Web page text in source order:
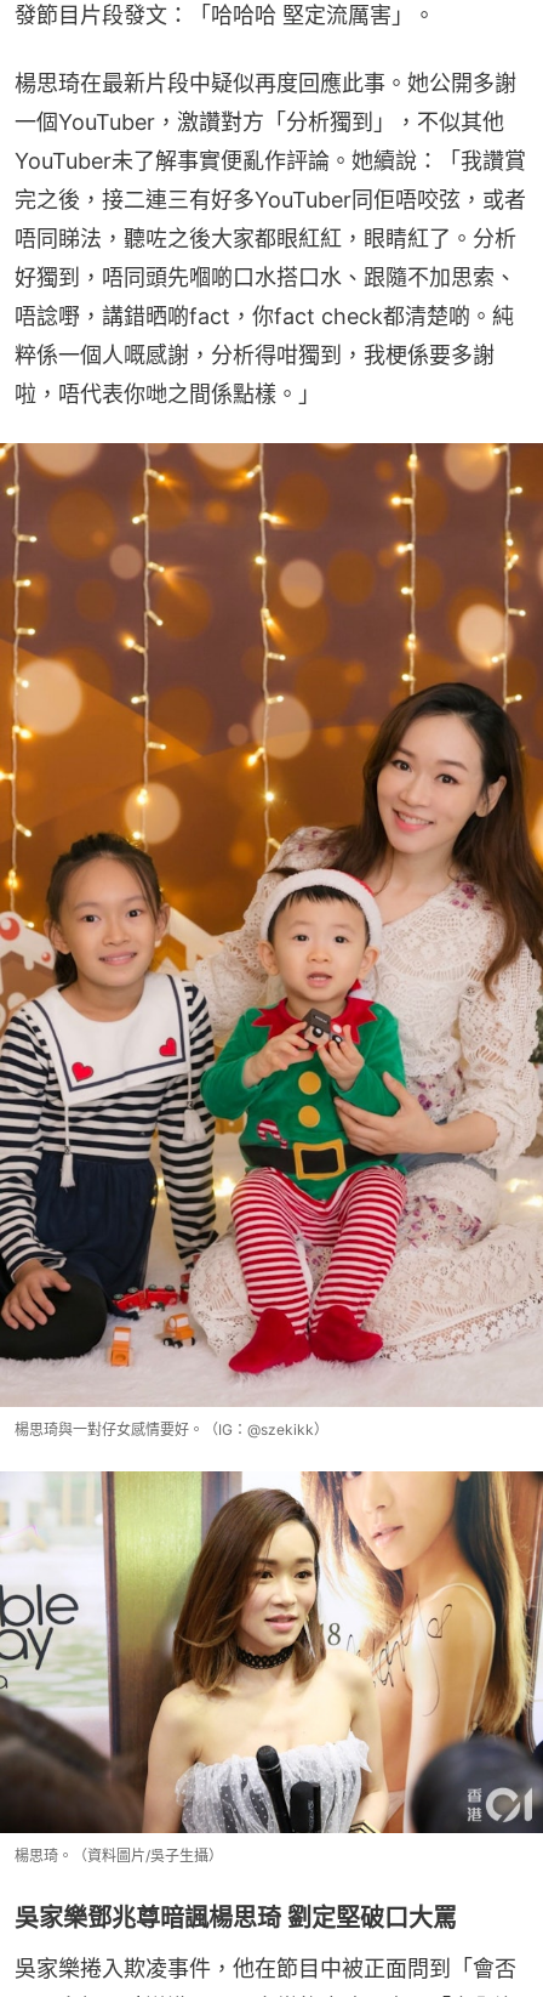
發節目片段發文：「哈哈哈 堅定流厲害」。
楊思琦在最新片段中疑似再度回應此事。她公開多謝
一個YouTuber，激讚對方「分析獨到」，不似其他
YouTuber未了解事實便亂作評論。她續說：「我讚賞
完之後，接二連三有好多YouTuber同佢唔咬弦，或者
唔同睇法，聽咗之後大家都眼紅紅，眼睛紅了。分析
好獨到，唔同頭先嗰啲口水搭口水、跟隨不加思索、
唔諗嘢，講錯晒啲fact，你fact check都清楚啲。純
粹係一個人嘅感謝，分析得咁獨到，我梗係要多謝
啦，唔代表你哋之間係點樣。」
楊思琦與一對仔女感情要好。（IG：@szekikk）
楊思琦。（資料圖片/吳子生攝）
吳家樂鄧兆尊暗諷楊思琦 劉定堅破口大罵
吳家樂捲入欺凌事件，他在節目中被正面問到「會否